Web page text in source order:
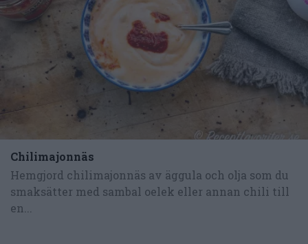
Chilimajonnäs
Hemgjord chilimajonnäs av äggula och olja som du
smaksätter med sambal oelek eller annan chili till
en...